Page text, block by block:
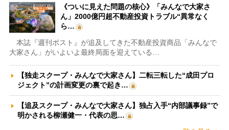
《ついに見えた問題の核心》「みんなで大家さ
ん」2000億円超不動産投資トラブル“異常なく
ら…
本誌『週刊ポスト』が追及してきた不動産投資商品「みんなで
大家さん」がいよいよ最終局面を迎えている…
【独走スクープ・みんなで大家さん】二転三転した“成田プロ
ジェクト”の計画変更の裏で起き…
【追及スクープ・みんなで大家さん】独占入手“内部議事録”で
明かされる柳瀬健一・代表の思…